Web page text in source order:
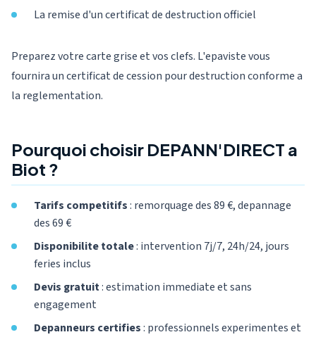
La remise d'un certificat de destruction officiel
Preparez votre carte grise et vos clefs. L'epaviste vous
fournira un certificat de cession pour destruction conforme a
la reglementation.
Pourquoi choisir DEPANN'DIRECT a
Biot ?
Tarifs competitifs: remorquage des 89 €, depannage
des 69 €
Disponibilite totale: intervention 7j/7, 24h/24, jours
feries inclus
Devis gratuit: estimation immediate et sans
engagement
Depanneurs certifies: professionnels experimentes et